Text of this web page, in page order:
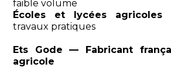
faible volume
Écoles et lycées agricoles
travaux pratiques
Ets Gode — Fabricant
agricole